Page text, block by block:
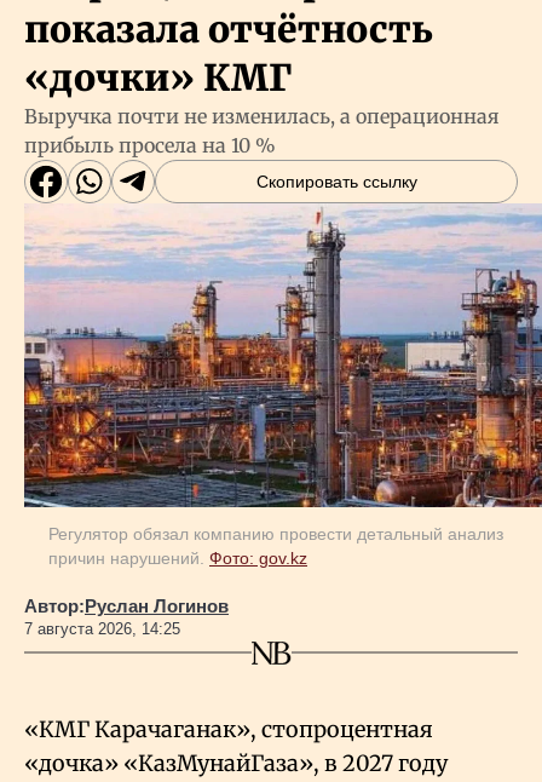
показала отчётность
«дочки» КМГ
Выручка почти не изменилась, а операционная
прибыль просела на 10 %
Скопировать ссылку
Регулятор обязал компанию провести детальный анализ
причин нарушений. Фото: gov.kz
Автор:Руслан Логинов
7 августа 2026, 14:25
«КМГ Карачаганак», стопроцентная
«дочка» «КазМунайГаза», в 2027 году